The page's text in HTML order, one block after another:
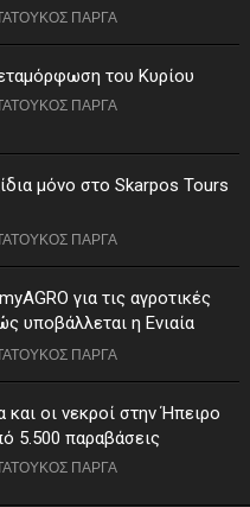
ΠΑΡΓΑ
του Κυρίου
ΠΑΡΓΑ
μόνο στο Skarpos Tours
ΠΑΡΓΑ
για τις αγροτικές
υποβάλλεται η Ενιαία
ΠΑΡΓΑ
και οι νεκροί στην Ήπειρο
5.500 παραβάσεις
ΠΑΡΓΑ